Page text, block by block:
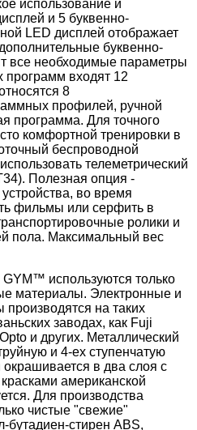
использование и
и 5 буквенно-
LED дисплей отображает
буквенно-
все необходимые параметры
программ входят 12
8
профилей, ручной
программа. Для точного
комфортной тренировки в
беспроводной
телеметрический
Полезная опция -
во время
фильмы или серфить в
ролики и
пола. Максимальный вес
используются только
материалы. Электронные и
производятся на таких
заводах, как Fuji
и других. Металлический
и 4-ех ступенчатую
окрашивается в два слоя с
американской
Для производства
чистые "свежие"
бутадиен-стирен ABS,